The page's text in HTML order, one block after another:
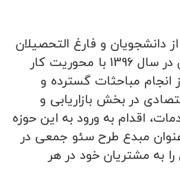
دانشجویان و فارغ التحصیلان
دانشگاه های برتر ایران در سال 1396 با محوریت کار
مباحثات گسترده و
در بخش بازاریابی و
اقدام به ورود به این حوزه
مبدع طرح سئو جمعی در
را به مشتریان خود در هر